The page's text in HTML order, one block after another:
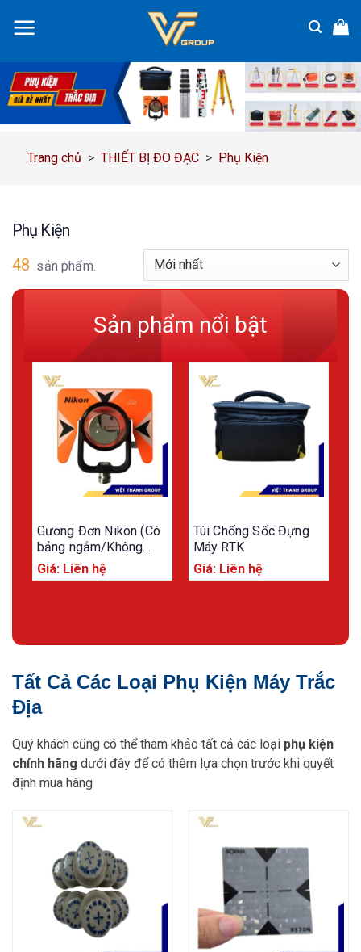
đến
dung
Trang chủ > THIẾT BỊ ĐO ĐẠC > Phụ Kiện
Phụ Kiện
48 sản phẩm.
Sản phẩm nổi bật
Gương Đơn Nikon (Có
bảng ngắm/Không
bảng ngắm)
Giá: Liên hệ
Túi Chống Sốc Đựng
Máy RTK
Giá: Liên hệ
Tất Cả Các Loại Phụ Kiện Máy Trắc
Địa
Quý khách cũng có thể tham khảo tất cả các loại phụ kiện
chính hãng dưới đây để có thêm lựa chọn trước khi quyết
định mua hàng